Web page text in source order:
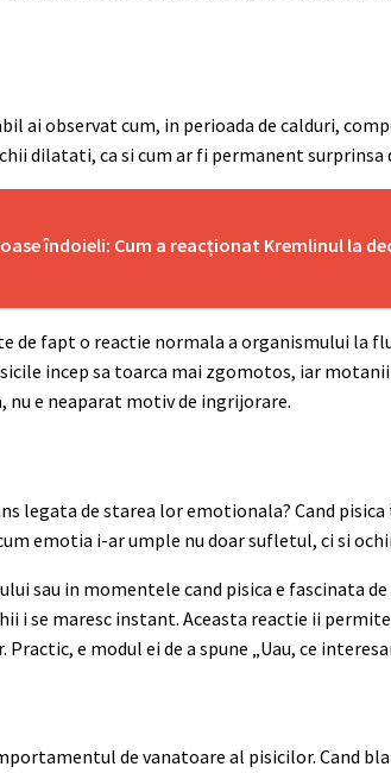
ai observat cum, in perioada de calduri,
dilatati, ca si cum ar fi permanent surprinsa
îndoieli: Cum a reacționat Kremlinul la
de fapt o reactie normala a organismului la
incep sa toarca mai zgomotos, iar motanii
nu e neaparat motiv de ingrijorare.
legata de starea lor emotionala? Cand
emotia i-ar umple nu doar sufletul, ci si
sau in momentele cand pisica e fascinata
i se maresc instant. Aceasta reactie ii
e modul ei de a spune „Uau, ce
de vanatoare al pisicilor. Cand